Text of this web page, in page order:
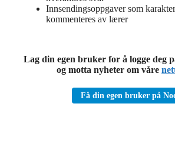
Innsendingsoppgaver som
kommenteres av lærer
Lag din egen bruker for å logge deg
og motta nyheter om våre
Få din egen bruker på